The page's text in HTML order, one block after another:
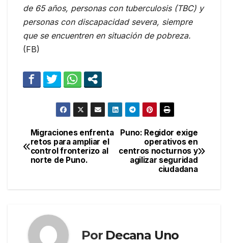
de 65 años, personas con tuberculosis (TBC) y
personas con discapacidad severa, siempre
que se encuentren en situación de pobreza.
(FB)
Navegación
de
Puno: Regidor exige
operativos en
centros nocturnos y
agilizar seguridad
ciudadana
Migraciones enfrenta
retos para ampliar el
control fronterizo al
norte de Puno.
Por Decana Uno